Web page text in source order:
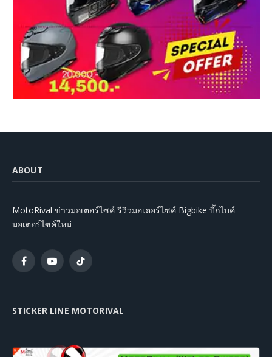
ABOUT
MotoRival ข่าวมอเตอร์ไซค์ รีวิวมอเตอร์ไซค์ Bigbike บิ๊กไบค์
มอเตอร์ไซค์ใหม่
FacebookYouTubeTikTok
STICKER LINE MOTORIVAL